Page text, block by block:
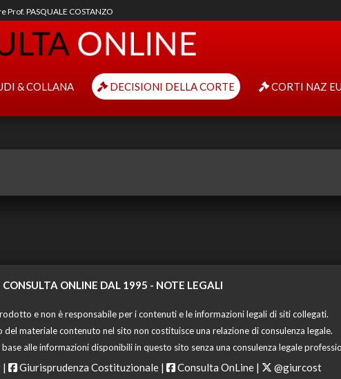
Prof. PASQUALE COSTANZO
& COLLANA DECISIONI DELLA CORTE CORTI NAZ
CONSULTA ONLINE DAL 1995 - NOTE LEGALI
e non è responsabile per i contenuti e le informazioni legali di siti collegati.
del materiale contenuto nel sito non costituisce una relazione di consulenza legale.
alle informazioni disponibili in questo sito senza una consulenza legale
| Giurisprudenza Costituzionale | Consulta OnLine | @giurcost